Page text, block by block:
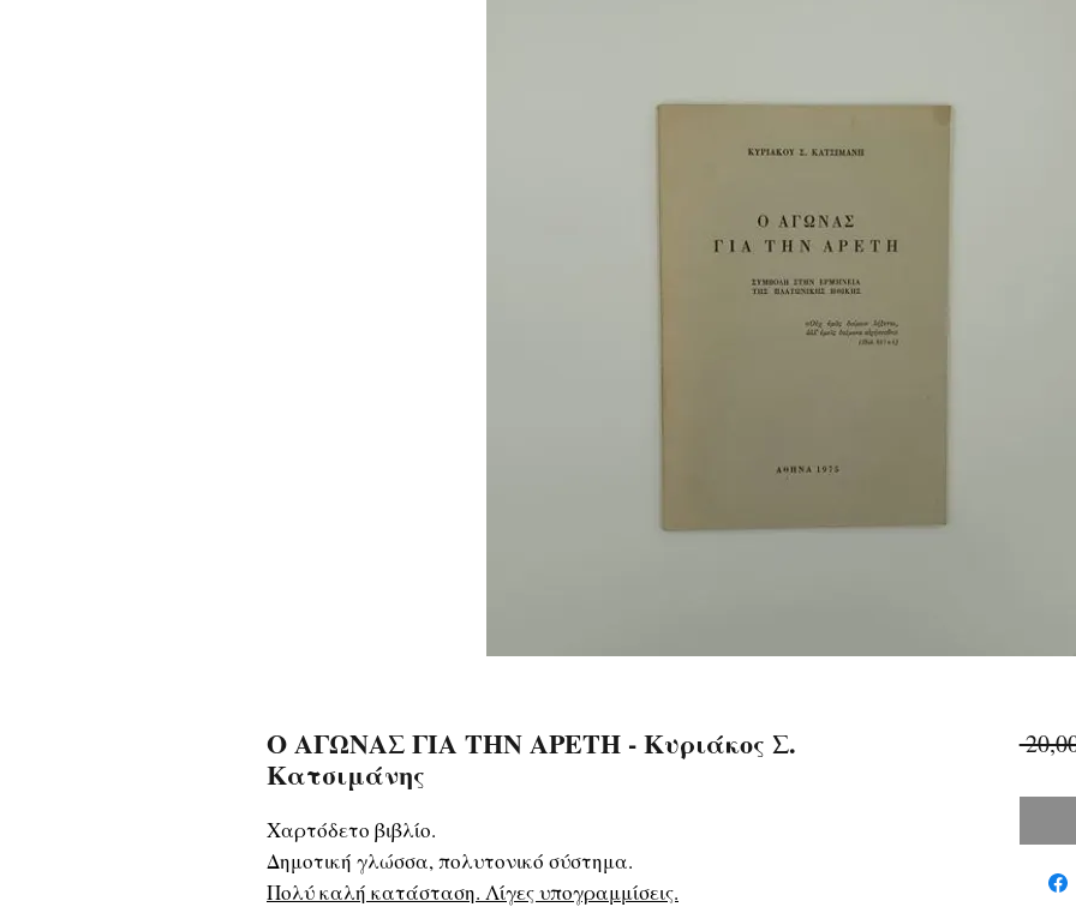
Ο ΑΓΩΝΑΣ ΓΙΑ ΤΗΝ ΑΡΕΤΗ - Κυριάκος Σ.
Κατσιμάνης
Χαρτόδετο βιβλίο.
Δημοτική γλώσσα, πολυτονικό σύστημα.
Πολύ καλή κατάσταση. Λίγες υπογραμμίσεις.